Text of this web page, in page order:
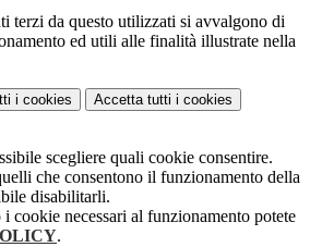
terzi da questo utilizzati si avvalgono di
ed utili alle finalità illustrate nella
i cookies Accetta tutti i cookies
scegliere quali cookie consentire.
che consentono il funzionamento della
disabilitarli.
cookie necessari al funzionamento potete
.